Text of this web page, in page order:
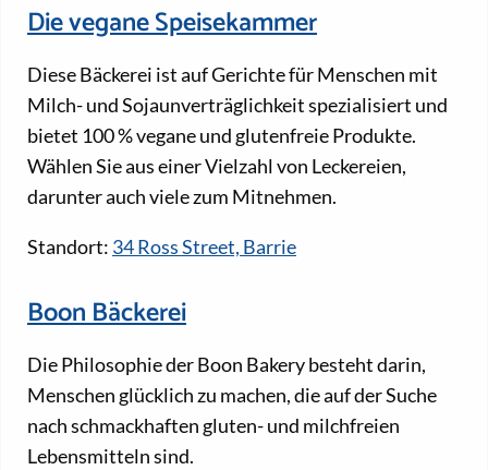
Die vegane Speisekammer
Diese Bäckerei ist auf Gerichte für Menschen mit
Milch- und Sojaunverträglichkeit spezialisiert und
bietet 100 % vegane und glutenfreie Produkte.
Wählen Sie aus einer Vielzahl von Leckereien,
darunter auch viele zum Mitnehmen.
Standort: 34 Ross Street, Barrie
Boon Bäckerei
Die Philosophie der Boon Bakery besteht darin,
Menschen glücklich zu machen, die auf der Suche
nach schmackhaften gluten- und milchfreien
Lebensmitteln sind.